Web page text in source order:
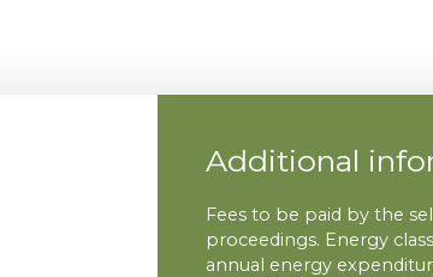
Additional
Fees to be paid by the
proceedings. Energy
annual energy